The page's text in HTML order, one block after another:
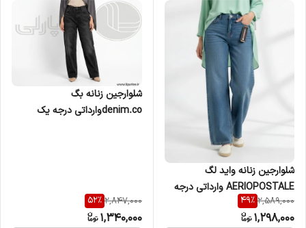
شلوارجین زنانه واید لگ
AERIOPOSTALE وارداتی درجه
یک
2,589,000
49%
1,298,000
شلوارجین زنانه بگ
denim.coوارداتی درجه یک
2,847,000
52%
1,340,000